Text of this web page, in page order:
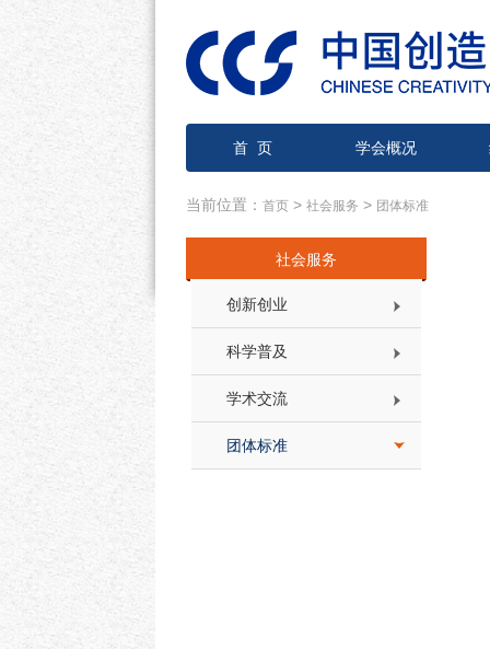
首 页 学会概况
当前位置： 首页 > 社会服务 > 团体标准
社会服务
创新创业
科学普及
学术交流
团体标准